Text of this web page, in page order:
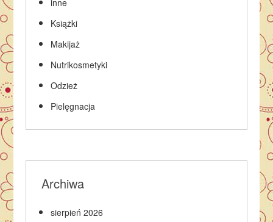
Książki
Makijaż
Nutrikosmetyki
Odzież
Pielęgnacja
Archiwa
sierpień 2026